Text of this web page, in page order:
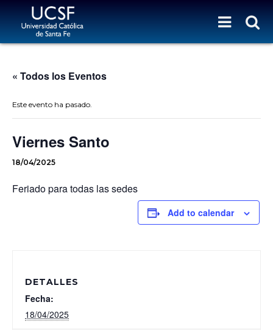
« Todos los Eventos
Este evento ha pasado.
Viernes Santo
18/04/2025
Feriado para todas las sedes
Add to calendar
DETALLES
Fecha:
18/04/2025